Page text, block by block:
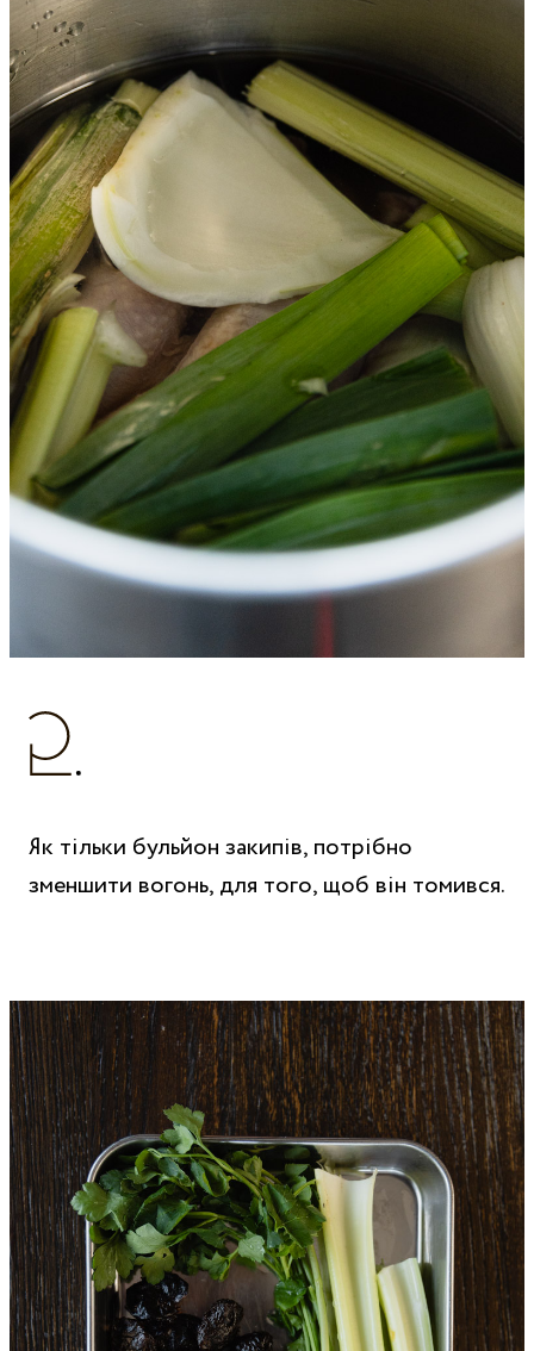
Як тільки бульйон закипів, потрібно
зменшити вогонь, для того, щоб він томився.